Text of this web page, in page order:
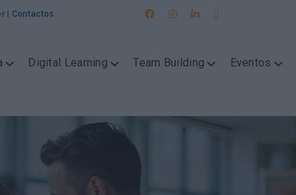
| Contactos
Digital Learning Team Building Eventos